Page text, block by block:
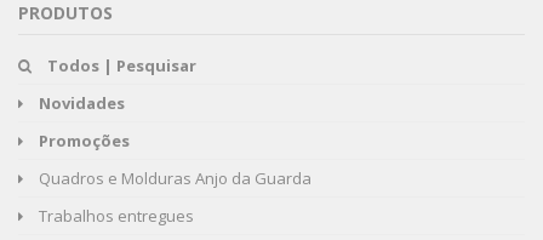
PRODUTOS
Todos | Pesquisar
Novidades
Promoções
Quadros e Molduras Anjo da Guarda
Trabalhos entregues